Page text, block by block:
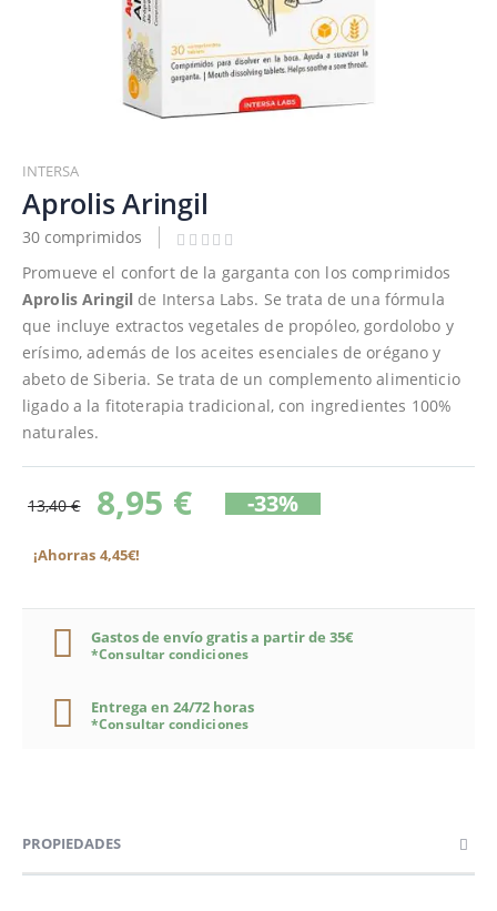
al
comienzo
de
la
galería
imágenes
INTERSA
Aprolis Aringil
30 comprimidos
Promueve el confort de la garganta con los comprimidos
Aprolis Aringil de Intersa Labs. Se trata de una fórmula
que incluye extractos vegetales de propóleo, gordolobo y
erísimo, además de los aceites esenciales de orégano y
abeto de Siberia. Se trata de un complemento alimenticio
ligado a la fitoterapia tradicional, con ingredientes 100%
naturales.
13,40 € 8,95 € -33%
¡Ahorras 4,45€!
Gastos de envío gratis a partir de 35€
*Consultar condiciones
Entrega en 24/72 horas
*Consultar condiciones
PROPIEDADES